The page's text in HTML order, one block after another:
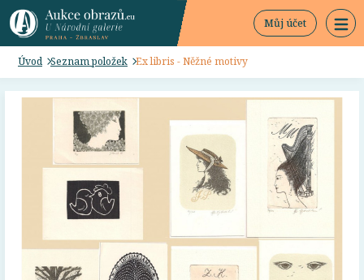
Můj účet
Úvod Seznam položek Ex libris - Něžné motivy